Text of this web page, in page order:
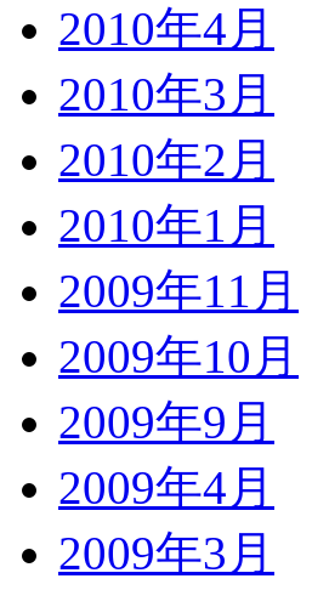
2010年4月
2010年3月
2010年2月
2010年1月
2009年11月
2009年10月
2009年9月
2009年4月
2009年3月